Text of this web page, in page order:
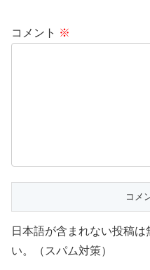
コメント ※
日本語が含まれない投稿
い。（スパム対策）